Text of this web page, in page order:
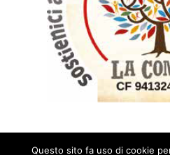
Questo sito fa uso di cookie